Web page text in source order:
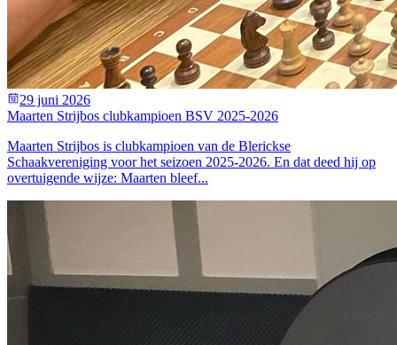
29 juni 2026
Maarten Strijbos clubkampioen BSV 2025-2026
Maarten Strijbos is clubkampioen van de Blerickse
Schaakvereniging voor het seizoen 2025-2026. En dat deed hij op
overtuigende wijze: Maarten bleef...